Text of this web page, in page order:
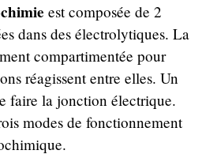
est composée de 2
dans des électrolytiques. La
compartimentée pour
réagissent entre elles. Un
faire la jonction électrique.
modes de fonctionnement